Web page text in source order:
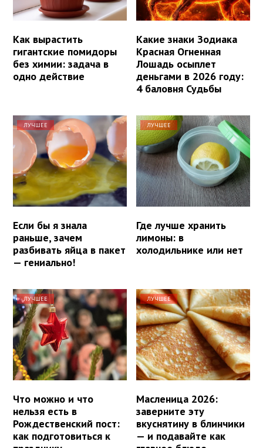
Как вырастить
гигантские помидоры
без химии: задача в
одно действие
Какие знаки Зодиака
Красная Огненная
Лошадь осыплет
деньгами в 2026 году:
4 баловня Судьбы
ЛУЧШЕЕ
Если бы я знала
раньше, зачем
разбивать яйца в пакет
— гениально!
ЛУЧШЕЕ
Где лучше хранить
лимоны: в
холодильнике или нет
ЛУЧШЕЕ
Что можно и что
нельзя есть в
Рождественский пост:
как подготовиться к
ЛУЧШЕЕ
Масленица 2026:
заверните эту
вкуснятину в блинчики
— и подавайте как